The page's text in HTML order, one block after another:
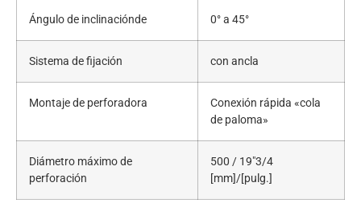
Ángulo de inclinaciónde 0° a 45°
Sistema de fijación con ancla
Montaje de perforadora
Conexión rápida «cola
de paloma»
Diámetro máximo de
perforación
500 / 19″3/4
[mm]/[pulg.]